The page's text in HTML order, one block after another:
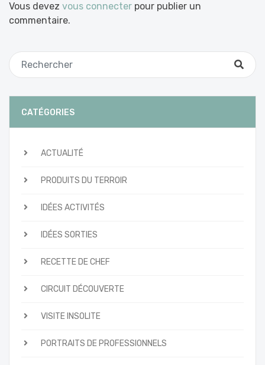
Vous devez vous connecter pour publier un
commentaire.
CATÉGORIES
ACTUALITÉ
PRODUITS DU TERROIR
IDÉES ACTIVITÉS
IDÉES SORTIES
RECETTE DE CHEF
CIRCUIT DÉCOUVERTE
VISITE INSOLITE
PORTRAITS DE PROFESSIONNELS